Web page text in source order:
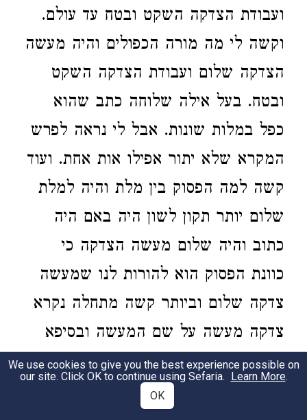
ועבודת הצדקה השקט ובטח עד עולם.
וקשה לי מה מורה הכפולים והיה מעשה
הצדקה שלום ועבודת הצדקה השקט
ובטח. בעל אילה שלוחה כתב שהוא
כפל במלות שונות. אבל לי נראה לפרש
המקרא שלא יתור אפילו אות אחת. ועוד
קשה למה הפסוק בין מלת והיה למלת
שלום יותר תקון לשון היה באם היה
כתוב והיה שלום מעשה הצדקה כי
כוונת הפסוק הוא להורות לנו שמעשה
צדקה שלום וביותר קשה מתחלה נקרא
צדקה מעשה על שם המעשה ובסיפא
דקרא קורא הצדקה עבודה שאמר
ועבודת הצדקה. ובכל תרי"ג מצות לא
We use cookies to give you the best experience possible on
our site. Click OK to continue using Sefaria. Learn More.
OK